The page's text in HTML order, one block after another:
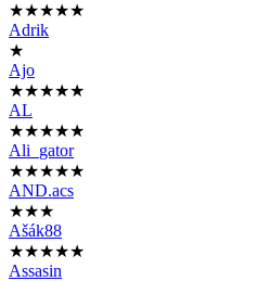
★★★★★
Adrik
★
Ajo
★★★★★
AL
★★★★★
Ali_gator
★★★★★
AND.acs
★★★
Ašák88
★★★★★
Assasin